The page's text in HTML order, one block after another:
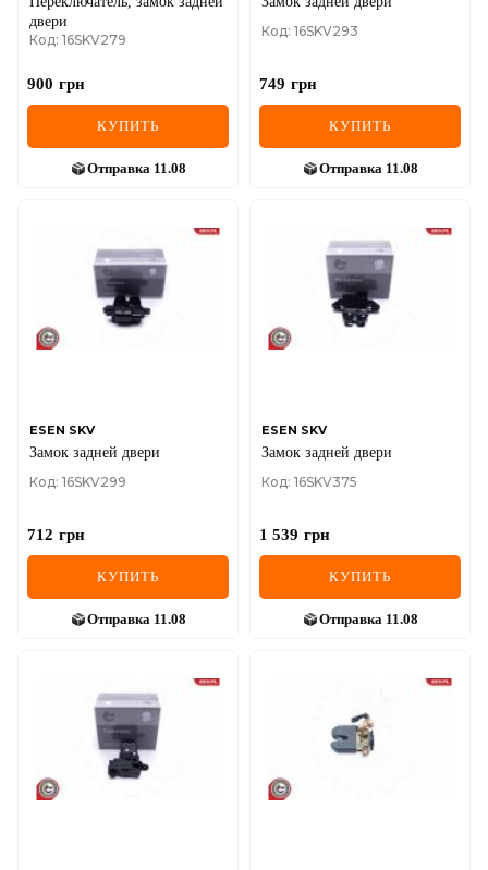
двери
Код: 16SKV279
900 грн
КУПИТЬ
Отправка 11.08
Код: 16SKV293
749 грн
КУПИТЬ
Отправка 11.08
ESEN SKV
Замок задней двери
Код: 16SKV299
712 грн
КУПИТЬ
Отправка 11.08
ESEN SKV
Замок задней двери
Код: 16SKV375
1 539 грн
КУПИТЬ
Отправка 11.08